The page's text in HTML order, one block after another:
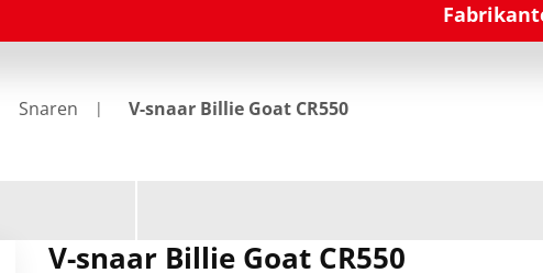
Snaren V-snaar Billie Goat CR550
V-snaar Billie Goat CR550